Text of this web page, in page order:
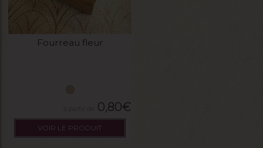
Fourreau fleur
0,80€
VOIR LE PRODUIT